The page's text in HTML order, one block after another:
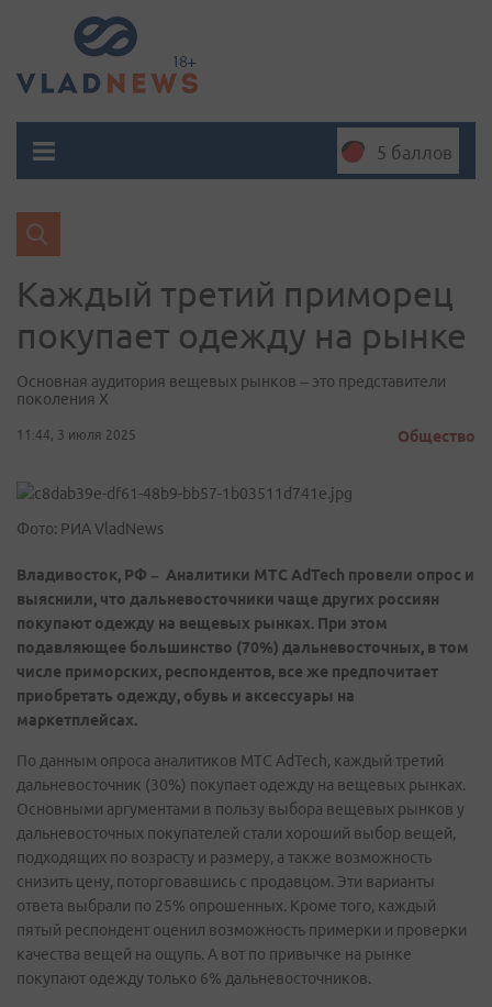
5 баллов
Каждый третий приморец
покупает одежду на рынке
Основная аудитория вещевых рынков – это представители
поколения Х
11:44, 3 июля 2025 Общество
Фото: РИА VladNews
Владивосток, РФ – Аналитики MTC AdTech провели опрос и
выяснили, что дальневосточники чаще других россиян
покупают одежду на вещевых рынках. При этом
подавляющее большинство (70%) дальневосточных, в том
числе приморских, респондентов, все же предпочитает
приобретать одежду, обувь и аксессуары на
маркетплейсах.
По данным опроса аналитиков MTC AdTech, каждый третий
дальневосточник (30%) покупает одежду на вещевых рынках.
Основными аргументами в пользу выбора вещевых рынков у
дальневосточных покупателей стали хороший выбор вещей,
подходящих по возрасту и размеру, а также возможность
снизить цену, поторговавшись с продавцом. Эти варианты
ответа выбрали по 25% опрошенных. Кроме того, каждый
пятый респондент оценил возможность примерки и проверки
качества вещей на ощупь. А вот по привычке на рынке
покупают одежду только 6% дальневосточников.